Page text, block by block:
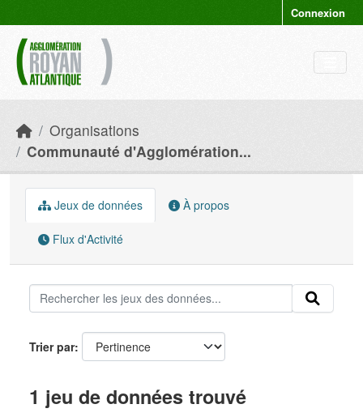
Connexion
Organisations
Communauté d'Agglomération...
Jeux de données À propos
Flux d'Activité
Trier par
1 jeu de données trouvé